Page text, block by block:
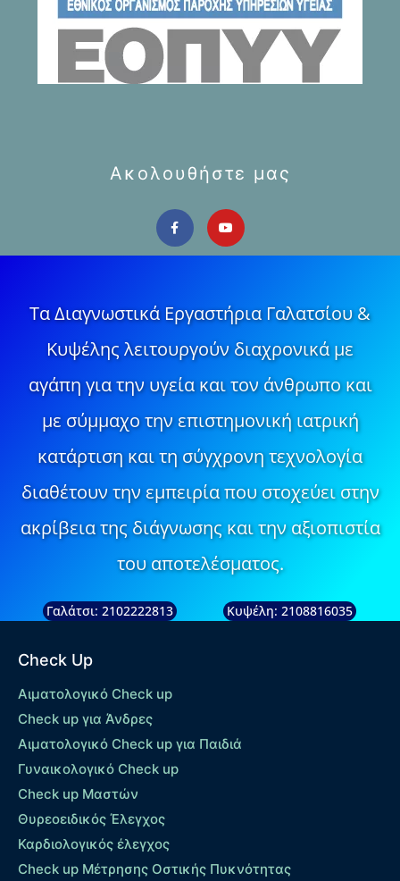
Ακολουθήστε μας
Τα Διαγνωστικά Εργαστήρια Γαλατσίου &
Κυψέλης λειτουργούν διαχρονικά με
αγάπη για την υγεία και τον άνθρωπο και
με σύμμαχο την επιστημονική ιατρική
κατάρτιση και τη σύγχρονη τεχνολογία
διαθέτουν την εμπειρία που στοχεύει στην
ακρίβεια της διάγνωσης και την αξιοπιστία
του αποτελέσματος.
Γαλάτσι: 2102222813 Κυψέλη: 2108816035
Check Up
Αιματολογικό Check up
Check up για Άνδρες
Αιματολογικό Check up για Παιδιά
Γυναικολογικό Check up
Check up Μαστών
Θυρεοειδικός Έλεγχος
Καρδιολογικός έλεγχος
Check up Mέτρησης Οστικής Πυκνότητας